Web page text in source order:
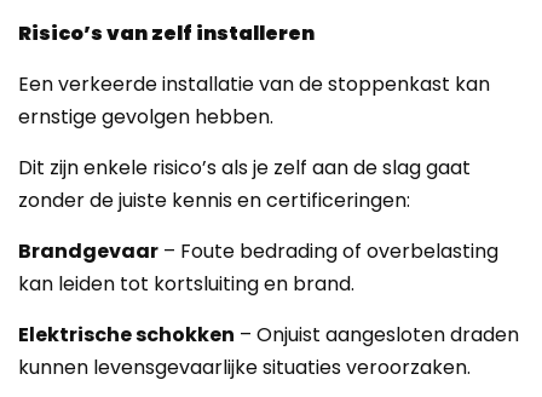
Risico’s van zelf installeren
Een verkeerde installatie van de stoppenkast kan
ernstige gevolgen hebben.
Dit zijn enkele risico’s als je zelf aan de slag gaat
zonder de juiste kennis en certificeringen:
Brandgevaar – Foute bedrading of overbelasting
kan leiden tot kortsluiting en brand.
Elektrische schokken – Onjuist aangesloten draden
kunnen levensgevaarlijke situaties veroorzaken.